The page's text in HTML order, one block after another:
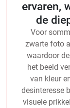
ervaren,
de
Voor
zwarte foto
waardoor
het beeld
van kleur
desinteresse
visuele